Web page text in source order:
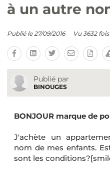
à un autre
Publié le 27/09/2016 Vu 3632 fois
Publié par
BINOUGES
BONJOUR marque de
J'achète un
nom de mes enfants.
sont les